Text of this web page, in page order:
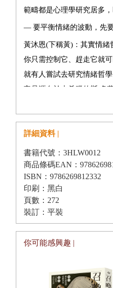
第二章：情緒異化現象
1— 令我們無法幸福的自我
2— 自戀
3— 自我保衛機制
8— 負罪感
9— 憂鬱沉溺
第三章：輕不著地的空虛
2— 絕望的類型
範疇都是心理學研究居多
— 要平衡情緒的波動，先
黃沐恩(下稱黃)：其實情緒
你只需控制它、趕走它就
就有人嘗試去研究情緒哲
它是源自於古希臘的斯 多
緒就是一種感 覺，或是
陶：我對這方面不太熟悉
即綜合在一起。例如我們
危險的動物，你就要逃跑;
時，會攻擊甚至擊殺所 謂
活動，即 只要見到紅杏出
黃：其實我也很同意這種
理生命受威脅的情況，恐
詳細資料 |
書籍代號：3HLW0012
商品條碼EAN：
ISBN：9786269812332
印刷：黑白
頁數：272
裝訂：平裝
你可能感興趣 |